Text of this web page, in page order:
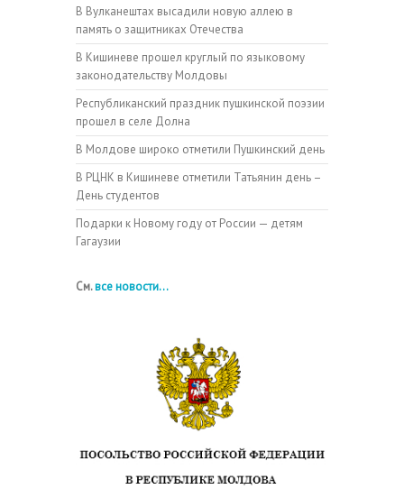
В Вулканештах высадили новую аллею в
память о защитниках Отечества
В Кишиневе прошел круглый по языковому
законодательству Молдовы
Республиканский праздник пушкинской поэзии
прошел в селе Долна
В Молдове широко отметили Пушкинский день
В РЦНК в Кишиневе отметили Татьянин день –
День студентов
Подарки к Новому году от России — детям
Гагаузии
См.все новости...